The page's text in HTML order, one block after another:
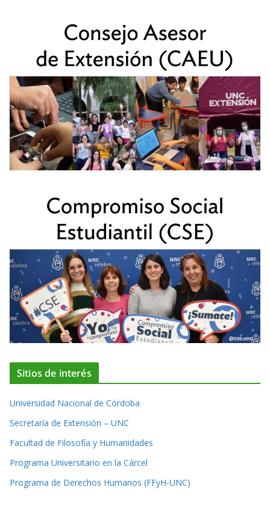
Sitios de interés
Universidad Nacional de Córdoba
Secretaría de Extensión – UNC
Facultad de Filosofía y Humanidades
Programa Universitario en la Cárcel
Programa de Derechos Humanos (FFyH-UNC)